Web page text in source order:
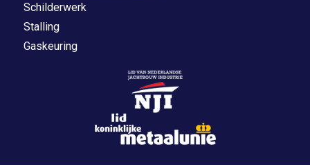
Schilderwerk
Stalling
Gaskeuring